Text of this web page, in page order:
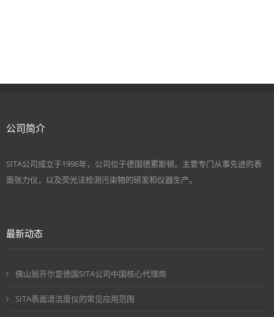
公司简介
SITA公司成立于1996年，公司位于德国德累斯顿。主要专门从事先进的表
面张力仪，以及荧光法检测污染物的研发和仪器生产。
最新动态
佛山翁开尔是德国SITA公司中国核心代理商
SITA表面清洁度仪的常见应用范围